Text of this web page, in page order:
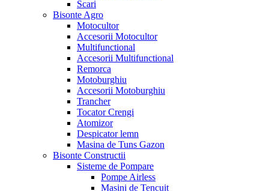
Scari
Bisonte Agro
Motocultor
Accesorii Motocultor
Multifunctional
Accesorii Multifunctional
Remorca
Motoburghiu
Accesorii Motoburghiu
Trancher
Tocator Crengi
Atomizor
Despicator lemn
Masina de Tuns Gazon
Bisonte Constructii
Sisteme de Pompare
Pompe Airless
Masini de Tencuit